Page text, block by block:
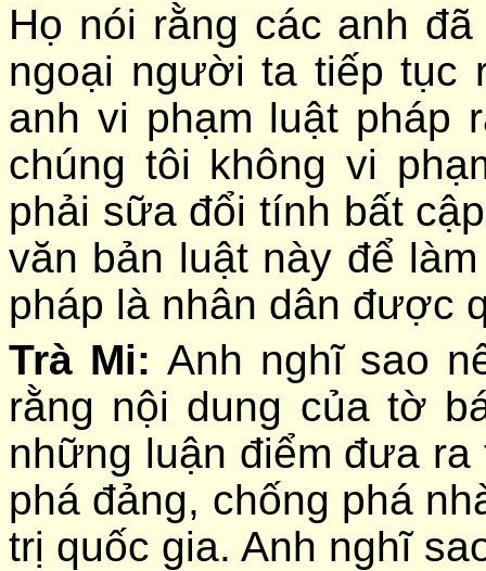
Họ nói rằng các anh
ngoại người ta tiếp tục
anh vi phạm luật pháp
chúng tôi không vi
phải sữa đổi tính bất
văn bản luật này để
pháp là nhân dân được
Trà Mi:Anh nghĩ sao
rằng nội dung của tờ
những luận điểm đưa
phá đảng, chống phá
trị quốc gia. Anh nghĩ